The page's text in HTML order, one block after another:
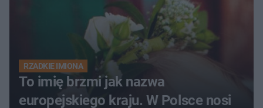
RZADKIE IMIONA
To imię brzmi jak nazwa
europejskiego kraju. W Polsce nosi